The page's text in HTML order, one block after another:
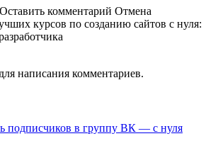
Оставить комментарий Отмена
курсов по созданию сайтов с нуля:
для написания комментариев.